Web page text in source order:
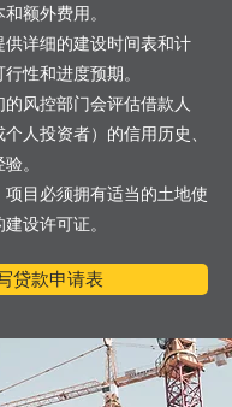
额外费用。
供详细的建设时间表和计
性和进度预期。
风控部门会评估借款人
个人投资者）的信用历史、
。
目必须拥有适当的土地使
设许可证。
贷款申请表